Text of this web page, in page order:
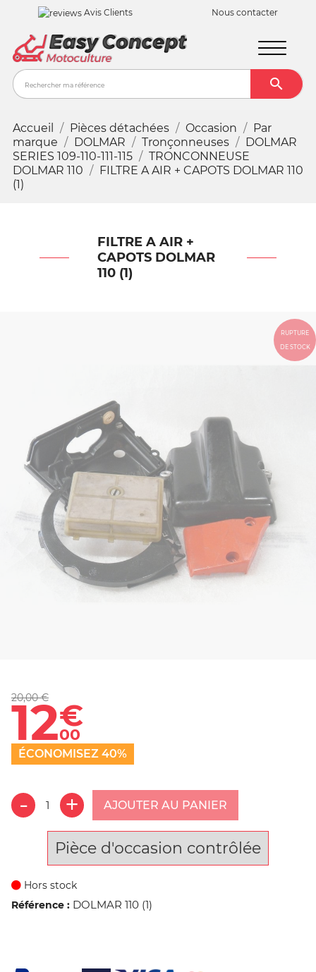
Avis Clients Nous contacter

Accueil Pièces détachées Occasion
Par
marque
DOLMAR Tronçonneuses
DOLMAR
SERIES 109-110-111-115
TRONCONNEUSE
DOLMAR 110
FILTRE A AIR + CAPOTS DOLMAR 110
(1)
FILTRE A AIR +
CAPOTS DOLMAR
110 (1)
RUPTURE
DE STOCK
20,00 €
12€
00
ÉCONOMISEZ 40%
AJOUTER AU PANIER
Pièce d'occasion contrôlée
Hors stock
Référence : DOLMAR 110 (1)